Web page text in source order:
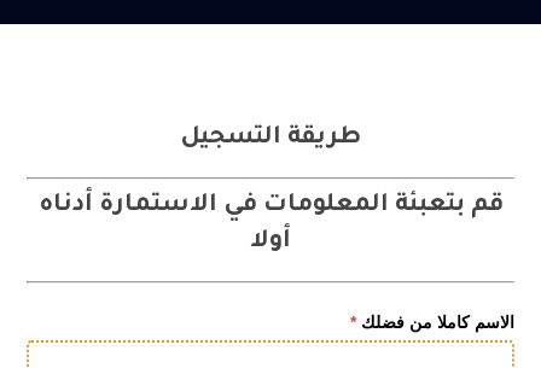
طريقة التسجيل
قم بتعبئة المعلومات في الاستمارة أدناه
أولا
A1
gram
الاسم كاملا من فضلك*